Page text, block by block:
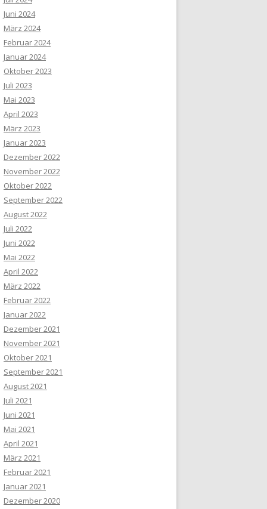
Juni 2024
März 2024
Februar 2024
Januar 2024
Oktober 2023
Juli 2023
Mai 2023
April 2023
März 2023
Januar 2023
Dezember 2022
November 2022
Oktober 2022
September 2022
August 2022
Juli 2022
Juni 2022
Mai 2022
April 2022
März 2022
Februar 2022
Januar 2022
Dezember 2021
November 2021
Oktober 2021
September 2021
August 2021
Juli 2021
Juni 2021
Mai 2021
April 2021
März 2021
Februar 2021
Januar 2021
Dezember 2020